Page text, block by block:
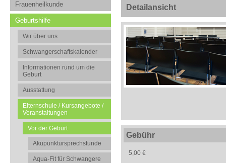
Frauenheilkunde
Geburtshilfe
Wir über uns
Schwangerschaftskalender
Informationen rund um die
Geburt
Ausstattung
Elternschule / Kursangebote /
Veranstaltungen
Vor der Geburt
Akupunktursprechstunde
Aqua-Fit für Schwangere
Detailansicht
Gebühr
5,00 €